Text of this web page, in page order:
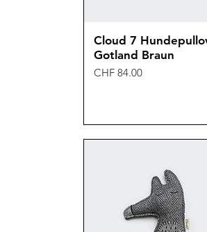
Cloud 7
Gotland Braun
Preis
CHF 84.00